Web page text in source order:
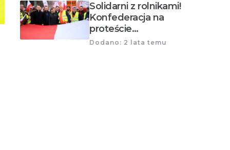
Solidarni z rolnikami!
Konfederacja na
proteście…
Dodano: 2 lata temu